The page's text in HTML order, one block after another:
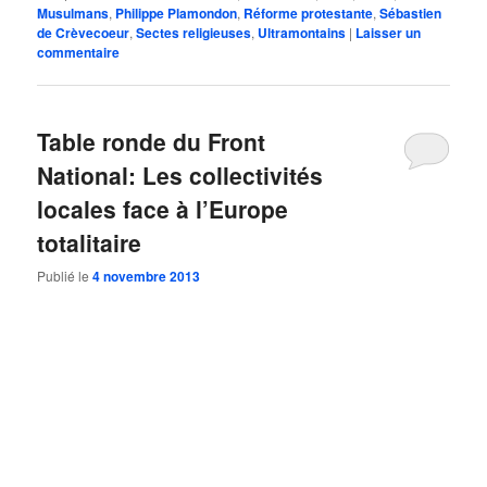
Musulmans, Philippe Plamondon, Réforme protestante,Sébastien
de Crèvecoeur,Sectes religieuses, Ultramontains | Laisser un
commentaire
Table ronde du Front
National: Les collectivités
locales face à l’Europe
totalitaire
Publié le4 novembre 2013